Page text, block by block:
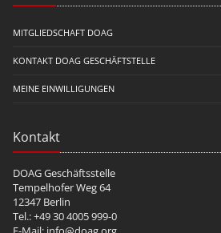
MITGLIEDSCHAFT DOAG
KONTAKT DOAG GESCHÄFTSTELLE
MEINE EINWILLIGUNGEN
Kontakt
DOAG Geschäftsstelle
Tempelhofer Weg 64
12347 Berlin
Tel.: +49 30 4005 999-0